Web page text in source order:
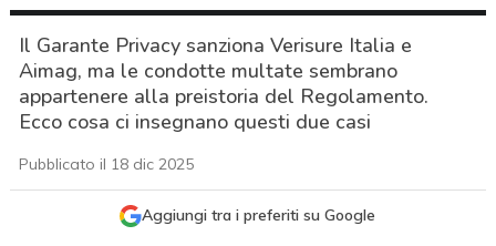
Il Garante Privacy sanziona Verisure Italia e
Aimag, ma le condotte multate sembrano
appartenere alla preistoria del Regolamento.
Ecco cosa ci insegnano questi due casi
Pubblicato il 18 dic 2025
Aggiungi tra i preferiti su Google